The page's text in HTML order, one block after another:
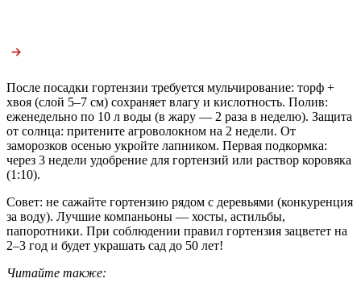
После посадки гортензии требуется мульчирование: торф +
хвоя (слой 5–7 см) сохраняет влагу и кислотность. Полив:
еженедельно по 10 л воды (в жару — 2 раза в неделю). Защита
от солнца: притените агроволокном на 2 недели. От
заморозков осенью укройте лапником. Первая подкормка:
через 3 недели удобрение для гортензий или раствор коровяка
(1:10).
Совет: не сажайте гортензию рядом с деревьями (конкуренция
за воду). Лучшие компаньоны — хосты, астильбы,
папоротники. При соблюдении правил гортензия зацветет на
2–3 год и будет украшать сад до 50 лет!
Читайте также: